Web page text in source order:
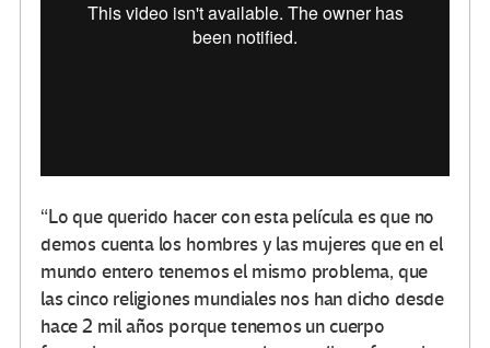
“Lo que querido hacer con esta película es que no
demos cuenta los hombres y las mujeres que en el
mundo entero tenemos el mismo problema, que
las cinco religiones mundiales nos han dicho desde
hace 2 mil años porque tenemos un cuerpo